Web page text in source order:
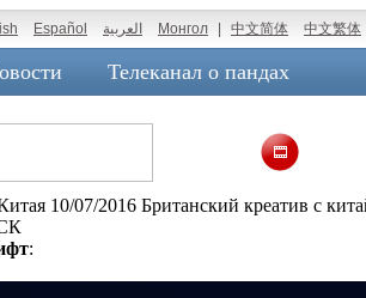
Español العربية Монгол 中文简体 中文繁体
Телеканал о пандах
10/07/2016 Британский креатив с
: